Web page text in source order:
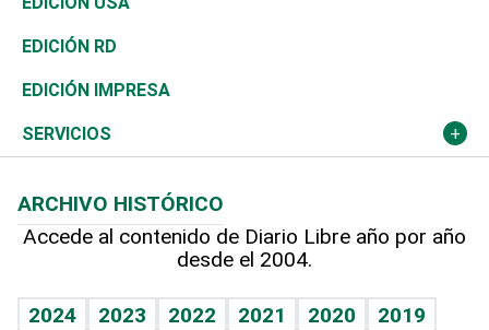
Ocenanía
Caribe
Resto del mundo
Telecom.
Global y variable
Economía personal
Sociales
Novedades
Podcast Arte Libre
Hablando con el pediatra
Vida y familia
Tenis
Olimpismo
Más deportes
BRV
En Directo
Frente al Statu Quo
El Espía
Columnistas
Más firmas
Historia
Despertando al gigante
Cambio climático
Revista
Deportes
Opinión
Hecho en casa
Guía del dinero
EDICIÓN RD
EDICIÓN IMPRESA
SERVICIOS
Cumpleaños
Horóscopos
ARCHIVO HISTÓRICO
Accede al contenido de Diario Libre año por año
desde el 2004.
2024 2023 2022 2021 2020
2019